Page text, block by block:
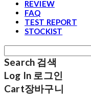
REVIEW
FAQ
TEST REPORT
STOCKIST
Search 검색
Log In 로그인
Cart장바구니